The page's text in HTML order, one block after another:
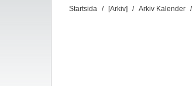
D
Startsida [Arkiv] Arkiv Kalender